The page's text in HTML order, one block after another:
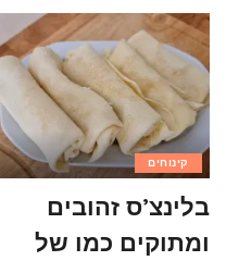
קינוחים
בלינצ’ס זהובים
ומתוקים כמו של